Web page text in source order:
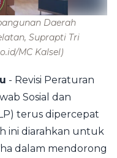
Daerah
Suprapti Tri
MC Kalsel)
- Revisi Peraturan
Sosial dan
terus dipercepat
ini diarahkan untuk
dalam mendorong